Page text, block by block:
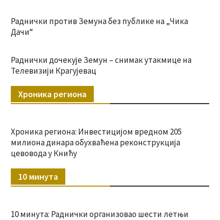
Раднички против Земуна без публике на „Чика
Дачи“
Раднички дочекује Земун – снимак утакмице на
Телевизији Крагујевац
Хроника региона
Хроника региона: Инвестицијом вредном 205
милиона динара обухваћена реконструкција
цевовода у Книћу
10 минута
10 минута: Раднички организовао шести летњи